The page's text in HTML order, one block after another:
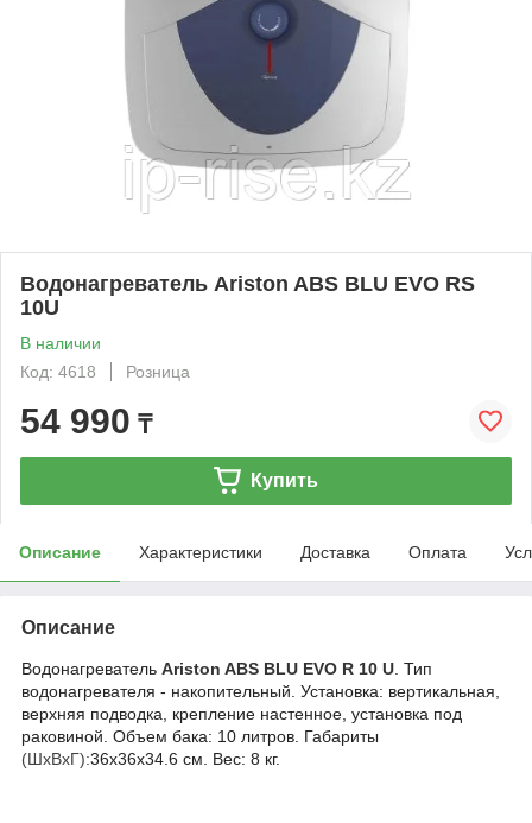
Водонагреватель Ariston ABS BLU EVO RS
10U
В наличии
Код: 4618
Розница
54 990 ₸
Купить
Описание Характеристики Доставка Оплата
Описание
Водонагреватель Ariston ABS BLU EVO R 10 U Тип
водонагревателя - накопительный. Установка: вертикальная,
верхняя подводка, крепление настенное, установка под
раковиной. Объем бака: 10 литров. Габариты
(ШхВхГ):36х36х34.6 см. Вес: 8 кг.